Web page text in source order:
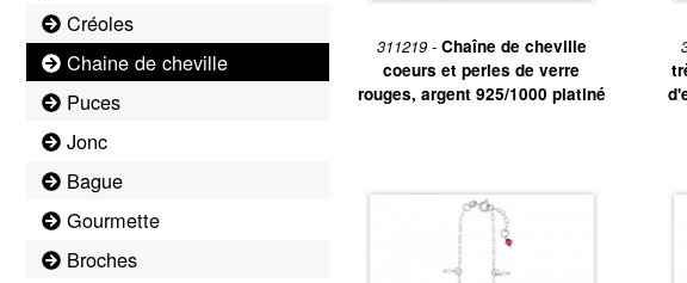
Créoles
Chaine de cheville
Puces
Jonc
Bague
Gourmette
Broches
311219 - Chaîne de cheville
coeurs et perles de verre
rouges, argent 925/1000 platiné